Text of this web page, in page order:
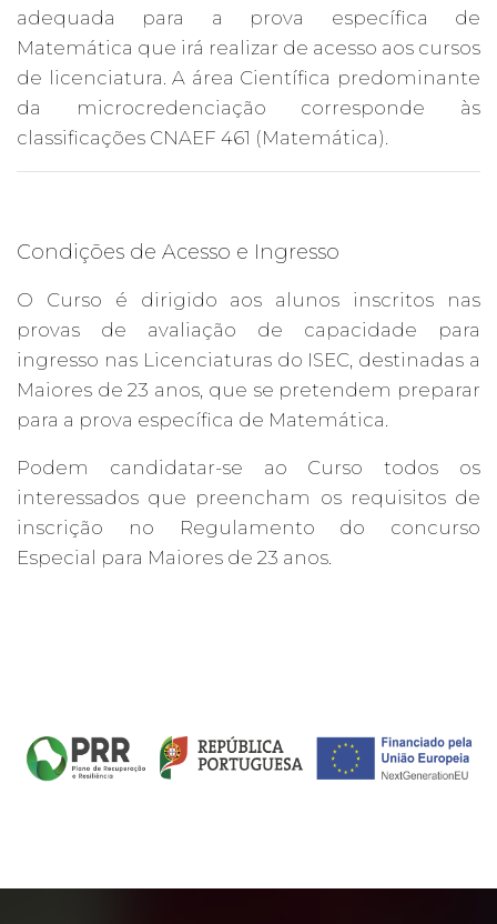
adequada para a prova específica de
Matemática que irá realizar de acesso aos cursos
de licenciatura. A área Científica predominante
da microcredenciação corresponde às
classificações CNAEF 461 (Matemática).
Condições de Acesso e Ingresso
O Curso é dirigido aos alunos inscritos nas
provas de avaliação de capacidade para
ingresso nas Licenciaturas do ISEC, destinadas a
Maiores de 23 anos, que se pretendem preparar
para a prova específica de Matemática.
Podem candidatar-se ao Curso todos os
interessados que preencham os requisitos de
inscrição no Regulamento do concurso
Especial para Maiores de 23 anos.